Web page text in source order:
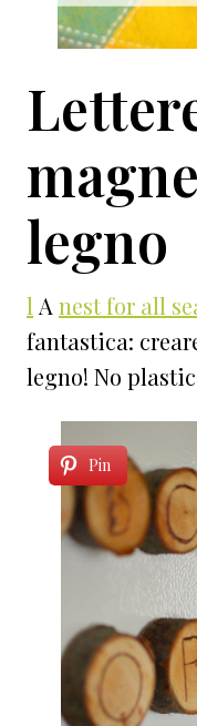
legno
l A nest for all
fantastica:
legno! No
Pin